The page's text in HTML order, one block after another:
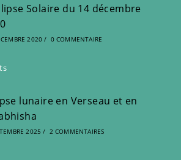
Solaire du 14 décembre
2020 / 0 COMMENTAIRE
lunaire en Verseau et en
2025 / 2 COMMENTAIRES